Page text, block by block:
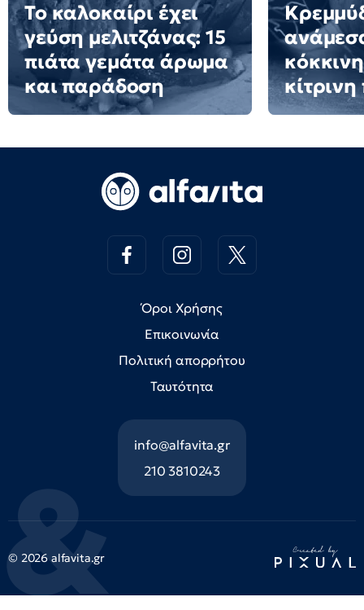
Το καλοκαίρι έχει
γεύση μελιτζάνας: 15
πιάτα γεμάτα άρωμα
και παράδοση
κίτρινη
Όροι Χρήσης
Επικοινωνία
Πολιτική απορρήτου
Ταυτότητα
info@alfavita.gr
210 3810243
© 2026 alfavita.gr